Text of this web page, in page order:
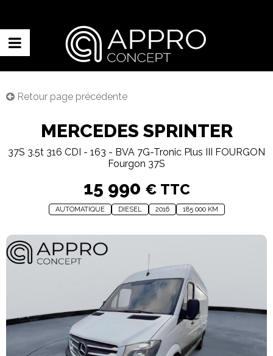
Retour page précédente
MERCEDES SPRINTER
37S 3.5t 316 CDI - 163 - BVA 7G-Tronic Plus III FOURGON
Fourgon 37S
15 990 € TTC
AUTOMATIQUE DIESEL 2016 185 000 KM